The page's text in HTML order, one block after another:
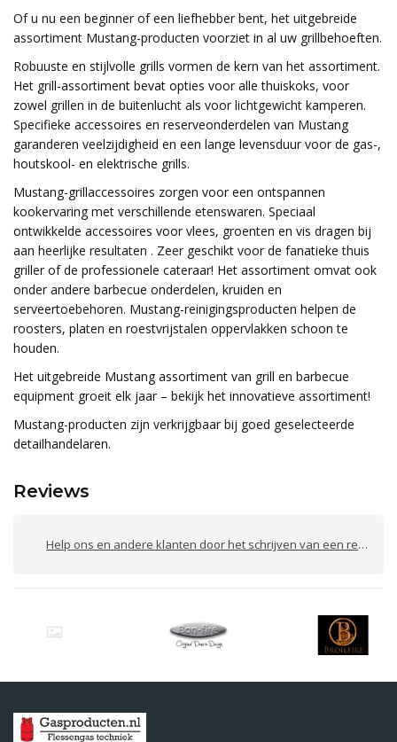
Of u nu een beginner of een liefhebber bent, het uitgebreide
assortiment Mustang-producten voorziet in al uw grillbehoeften.
Robuuste en stijlvolle grills vormen de kern van het assortiment.
Het grill-assortiment bevat opties voor alle thuiskoks, voor
zowel grillen in de buitenlucht als voor lichtgewicht kamperen.
Specifieke accessoires en reserveonderdelen van Mustang
garanderen veelzijdigheid en een lange levensduur voor de gas-,
houtskool- en elektrische grills.
Mustang-grillaccessoires zorgen voor een ontspannen
kookervaring met verschillende etenswaren. Speciaal
ontwikkelde accessoires voor vlees, groenten en vis dragen bij
aan heerlijke resultaten . Zeer geschikt voor de fanatieke thuis
griller of de professionele cateraar! Het assortiment omvat ook
onder andere barbecue onderdelen, kruiden en
serveertoebehoren. Mustang-reinigingsproducten helpen de
roosters, platen en roestvrijstalen oppervlakken schoon te
houden.
Het uitgebreide Mustang assortiment van grill en barbecue
equipment groeit elk jaar – bekijk het innovatieve assortiment!
Mustang-producten zijn verkrijgbaar bij goed geselecteerde
detailhandelaren.
Reviews
Help ons en andere klanten door het schrijven van een review